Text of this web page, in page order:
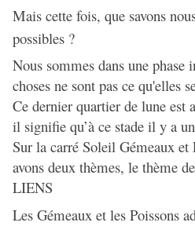
Mais cette fois, que savons
possibles ?
Nous sommes dans une phase
choses ne sont pas ce qu'elles
Ce dernier quartier de lune est
il signifie qu’à ce stade il y a
Sur la carré Soleil Gémeaux et
avons deux thèmes, le thème
LIENS
Les Gémeaux et les Poissons